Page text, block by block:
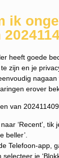
ik
heeft goede
zijn en je
erover
van
‘Recent’, tik
beller’.
Telefoon-app,
je